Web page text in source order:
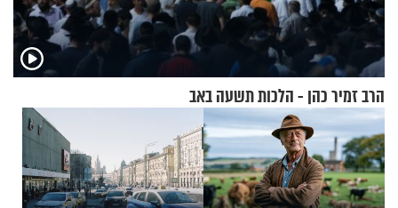
הרב זמיר כהן - הלכות תשעה באב